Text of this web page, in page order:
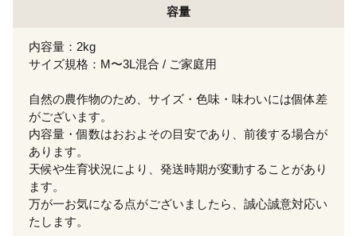
容量
内容量：2kg
サイズ規格：M〜3L混合 / ご家庭用
自然の農作物のため、サイズ・色味・味わいには個体差
がございます。
内容量・個数はおおよその目安であり、前後する場合が
あります。
天候や生育状況により、発送時期が変動することがあり
ます。
万が一お気になる点がございましたら、誠心誠意対応い
たします。